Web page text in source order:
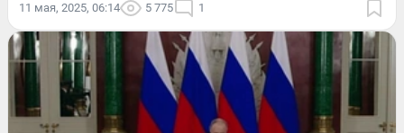
11 мая, 2025, 06:14 5 775 1